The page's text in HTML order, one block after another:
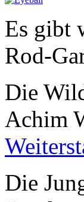
Es gibt
Rod-
Die
Achim
Die